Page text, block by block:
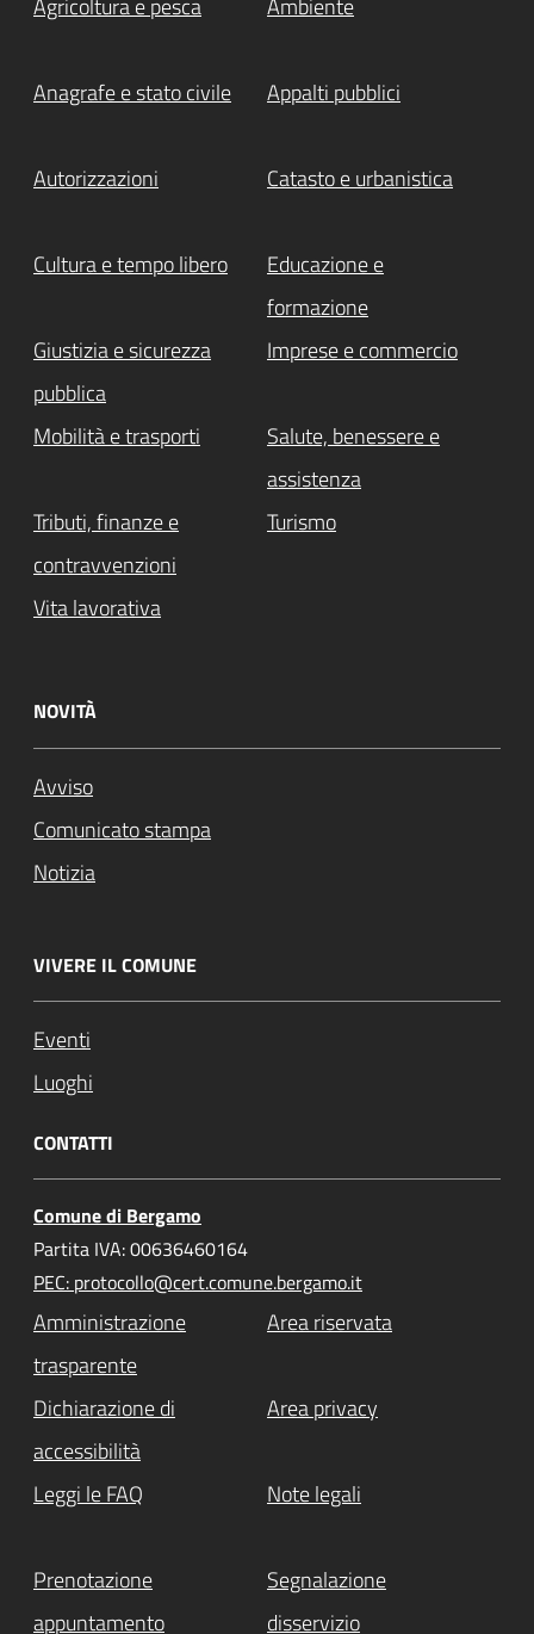
Agricoltura e pesca Ambiente
Anagrafe e stato civile Appalti pubblici
Autorizzazioni Catasto e urbanistica
Cultura e tempo libero
Educazione e
formazione
Giustizia e sicurezza
pubblica
Imprese e commercio
Mobilità e trasporti
Salute, benessere e
assistenza
Tributi, finanze e
contravvenzioni
Turismo
Vita lavorativa
NOVITÀ
Avviso
Comunicato stampa
Notizia
VIVERE IL COMUNE
Eventi
Luoghi
CONTATTI
Comune di Bergamo
Partita IVA: 00636460164
PEC: protocollo@cert.comune.bergamo.it
Amministrazione
trasparente
Area riservata
Dichiarazione di
accessibilità
Area privacy
Leggi le FAQ Note legali
Prenotazione
appuntamento
Segnalazione
disservizio